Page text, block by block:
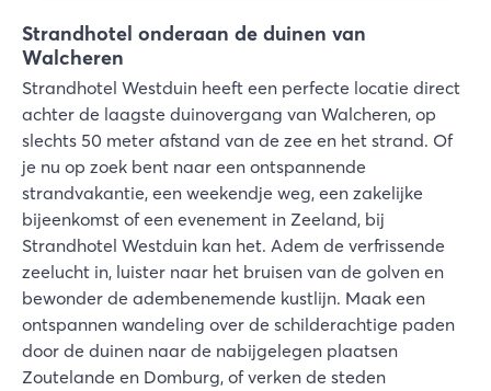
Strandhotel onderaan de duinen van
Walcheren
Strandhotel Westduin heeft een perfecte locatie direct
achter de laagste duinovergang van Walcheren, op
slechts 50 meter afstand van de zee en het strand. Of
je nu op zoek bent naar een ontspannende
strandvakantie, een weekendje weg, een zakelijke
bijeenkomst of een evenement in Zeeland, bij
Strandhotel Westduin kan het. Adem de verfrissende
zeelucht in, luister naar het bruisen van de golven en
bewonder de adembenemende kustlijn. Maak een
ontspannen wandeling over de schilderachtige paden
door de duinen naar de nabijgelegen plaatsen
Zoutelande en Domburg, of verken de steden